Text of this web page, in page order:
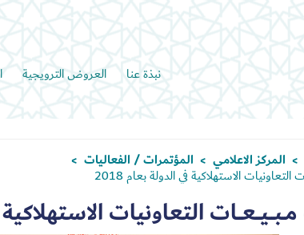
نبذة عنا العروض الترويجية
> المركز الاعلامي > المؤتمرات / الفعاليات >